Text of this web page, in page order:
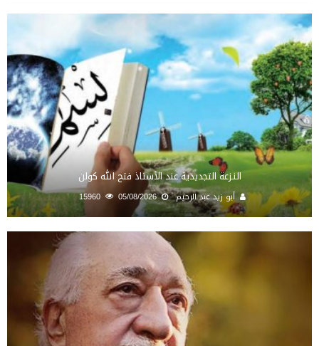
النـزعة التجديدية عند الأستاذ فتح الله كولن
أبو زيد عبد الرحيم 05/08/2026
15960